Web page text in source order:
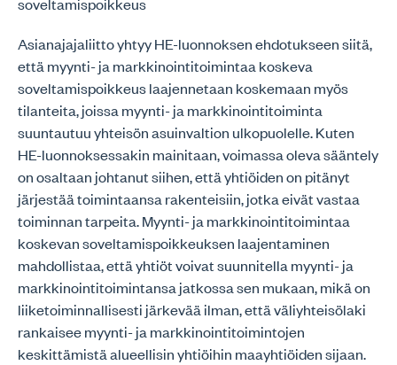
Asianajajaliitto yhtyy HE-luonnoksen ehdotukseen siitä,
että myynti- ja markkinointitoimintaa koskeva
soveltamispoikkeus laajennetaan koskemaan myös
tilanteita, joissa myynti- ja markkinointitoiminta
suuntautuu yhteisön asuinvaltion ulkopuolelle. Kuten
HE-luonnoksessakin mainitaan, voimassa oleva sääntely
on osaltaan johtanut siihen, että yhtiöiden on pitänyt
järjestää toimintaansa rakenteisiin, jotka eivät vastaa
toiminnan tarpeita. Myynti- ja markkinointitoimintaa
koskevan soveltamispoikkeuksen laajentaminen
mahdollistaa, että yhtiöt voivat suunnitella myynti- ja
markkinointitoimintansa jatkossa sen mukaan, mikä on
liiketoiminnallisesti järkevää ilman, että väliyhteisölaki
rankaisee myynti- ja markkinointitoimintojen
keskittämistä alueellisin yhtiöihin maayhtiöiden sijaan.